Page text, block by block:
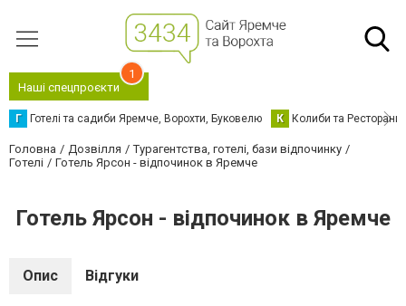
Наші спецпроєкти
1
Г Готелі та садиби Яремче, Ворохти, Буковелю К Колиби та Ресторани
Головна Дозвілля
Турагентства, готелі, бази відпочинку
Готелі
Готель Ярсон - відпочинок в Яремче
Готель Ярсон - відпочинок в Яремче
Опис Відгуки